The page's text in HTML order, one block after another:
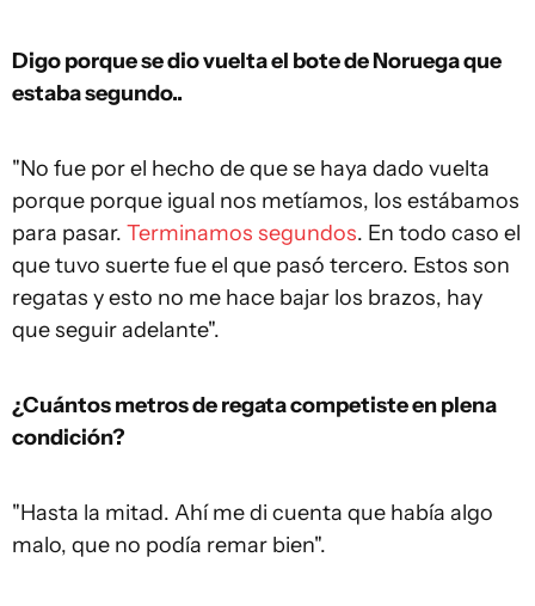
Digo porque se dio vuelta el bote de Noruega que
estaba segundo..
"No fue por el hecho de que se haya dado vuelta
porque porque igual nos metíamos, los estábamos
para pasar. Terminamos segundos. En todo caso el
que tuvo suerte fue el que pasó tercero. Estos son
regatas y esto no me hace bajar los brazos, hay
que seguir adelante".
¿Cuántos metros de regata competiste en plena
condición?
"Hasta la mitad. Ahí me di cuenta que había algo
malo, que no podía remar bien".